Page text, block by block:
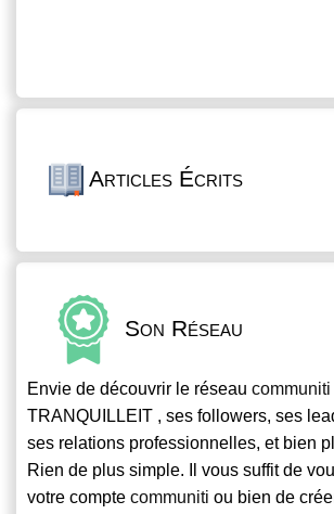
Articles Écrits
Son Réseau
Envie de découvrir le réseau communiti
TRANQUILLEIT , ses followers, ses
ses relations professionnelles, et bien
Rien de plus simple. Il vous suffit de
votre compte communiti ou bien de